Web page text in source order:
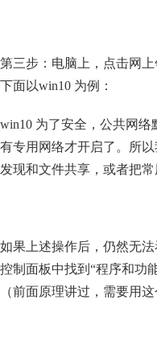
第三步：电脑上，点击网上
下面以win10 为例：
win10 为了安全，公共网
有专用网络才开启了。所
发现和文件共享，或者把常
如果上述操作后，仍然无
控制面板中找到“程序和功
（前面原理讲过，需要用这